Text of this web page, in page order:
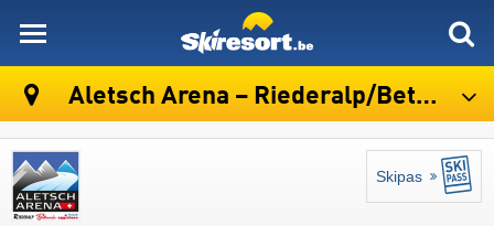
Aletsch Arena – Riederalp/​Bettmeralp/​Fiesch Eggishorn
Skipas